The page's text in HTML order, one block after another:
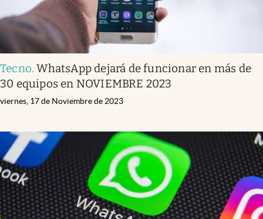
Tecno.WhatsApp dejará de funcionar en más de
30 equipos en NOVIEMBRE 2023
viernes, 17 de Noviembre de 2023